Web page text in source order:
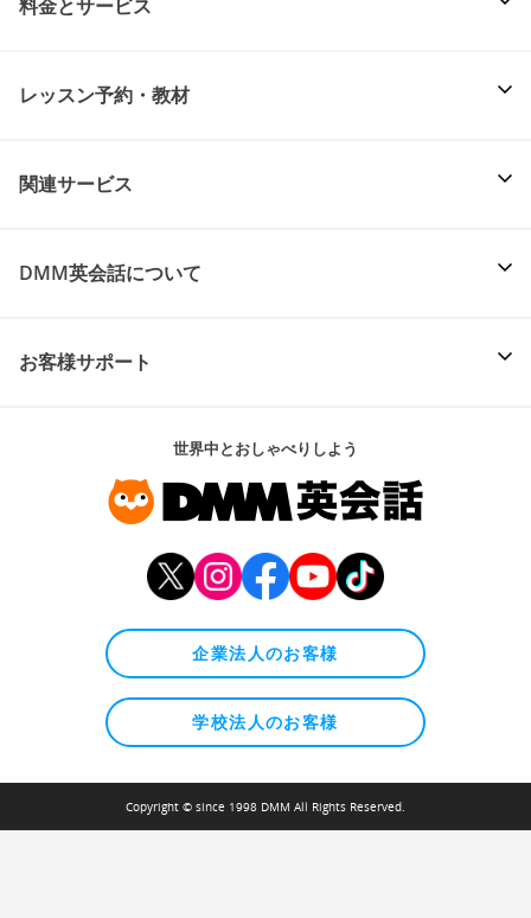
料金とサービス
レッスン予約・教材
関連サービス
DMM英会話について
お客様サポート
世界中とおしゃべりしよう
企業法人のお客様
学校法人のお客様
Copyright © since 1998 DMM All Rights Reserved.